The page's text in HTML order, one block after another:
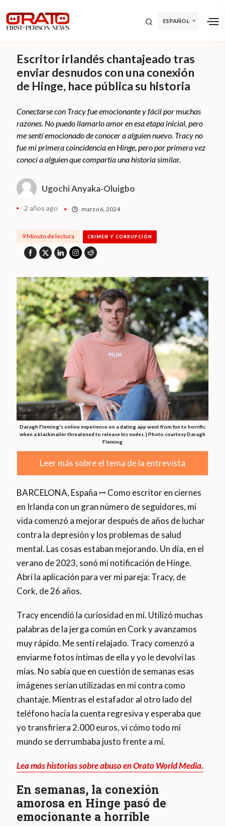
ESPAÑOL
Escritor irlandés chantajeado tras
enviar desnudos con una conexión
de Hinge, hace pública su historia
Conectarse con Tracy fue emocionante y fácil por muchas
razones. No puedo llamarlo amor en esa etapa inicial, pero
me sentí emocionado de conocer a alguien nuevo. Tracy no
fue mi primera coincidencia en Hinge, pero por primera vez
conocí a alguien que compartía una historia similar.
Ugochi Anyaka-Oluigbo
2 años ago marzo 6, 2024
9 Minuto de lectura CRIMEN Y CORRUPCIÓN
Daragh Fleming's online experience on a dating app went from fun to horrific
when a blackmailer threatened to release his nudes. | Photo courtesy Daragh
Fleming
Leer más sobre el tema de la entrevista
BARCELONA, España ꟷ Como escritor en ciernes
en Irlanda con un gran número de seguidores, mi
vida comenzó a mejorar después de años de luchar
contra la depresión y los problemas de salud
mental. Las cosas estaban mejorando. Un día, en el
verano de 2023, sonó mi notificación de Hinge.
Abrí la aplicación para ver mi pareja: Tracy, de
Cork, de 26 años.
Tracy encendió la curiosidad en mí. Utilizó muchas
palabras de la jerga común en Cork y avanzamos
muy rápido. Me sentí relajado. Tracy comenzó a
enviarme fotos íntimas de ella y yo le devolví las
mías. No sabía que en cuestión de semanas esas
imágenes serían utilizadas en mi contra como
chantaje. Mientras el estafador al otro lado del
teléfono hacía la cuenta regresiva y esperaba que
yo transfiriera 2.000 euros, vi cómo todo mi
mundo se derrumbaba justo frente a mí.
Lea más historias sobre abuso en Orato World Media.
En semanas, la conexión
amorosa en Hinge pasó de
emocionante a horrible